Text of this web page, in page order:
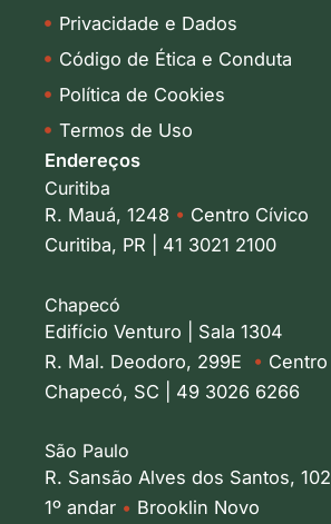
Privacidade e Dados
Código de Ética e Conduta
Política de Cookies
Termos de Uso
Endereços
Curitiba
R. Mauá, 1248 • Centro Cívico
Curitiba, PR | 41 3021 2100
Chapecó
Edifício Venturo | Sala 1304
R. Mal. Deodoro, 299E • Centro
Chapecó, SC | 49 3026 6266
São Paulo
R. Sansão Alves dos Santos, 102
1º andar • Brooklin Novo